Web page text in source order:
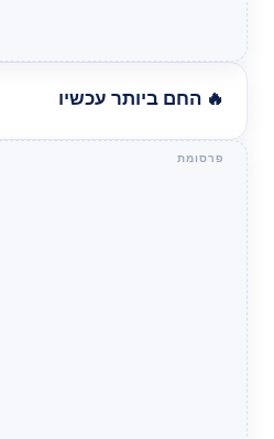
🔥 החם ביותר עכשיו